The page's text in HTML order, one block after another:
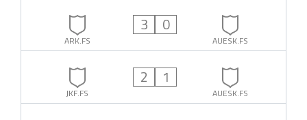
ARK.FS
3 0
AUESK.FS
JKF.FS
2 1
AUESK.FS